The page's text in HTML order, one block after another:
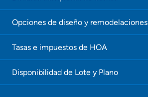
Opciones de diseño y remodelaciones
Tasas e impuestos de HOA
Disponibilidad de Lote y Plano